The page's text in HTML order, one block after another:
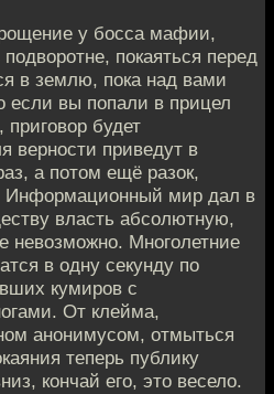
у босса мафии,
покаяться перед
в землю, пока над вами
вы попали в прицел
приговор будет
верности приведут в
а потом ещё разок,
Информационный мир дал в
власть абсолютную,
невозможно. Многолетние
в одну секунду по
кумиров с
От клейма,
анонимусом, отмыться
теперь публику
кончай его, это весело.